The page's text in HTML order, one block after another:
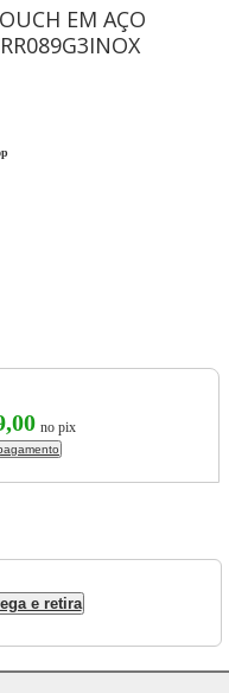
EM AÇO
no pix
e retira